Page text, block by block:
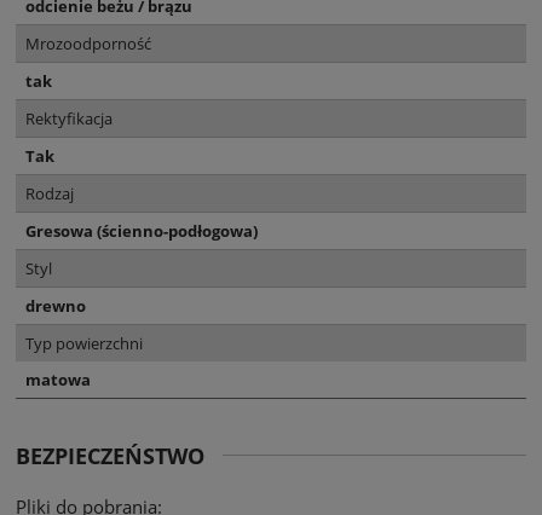
odcienie beżu / brązu
Mrozoodporność
tak
Rektyfikacja
Tak
Rodzaj
Gresowa (ścienno-podłogowa)
Styl
drewno
Typ powierzchni
matowa
BEZPIECZEŃSTWO
Pliki do pobrania: